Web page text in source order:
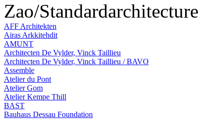
Zao/Standardarchitecture
AFF Architekten
Airas Arkkitehdit
AMUNT
Architecten De Vylder, Vinck Taillieu
Architecten De Vylder, Vinck Taillieu / BAVO
Assemble
Atelier du Pont
Atelier Gom
Atelier Kempe Thill
BAST
Bauhaus Dessau Foundation